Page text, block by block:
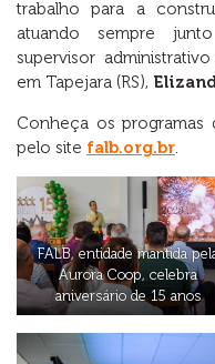
trabalho para a
atuando sempre
supervisor
em Tapejara (RS),
Conheça os programas
pelo site falb.org.br.
FALB, entidade mantida
Aurora Coop, celebra
aniversário de 15 anos